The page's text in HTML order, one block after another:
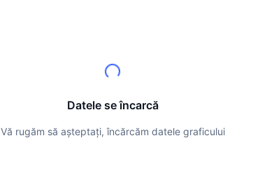
Datele se încarcă
Vă rugăm să așteptați, încărcăm datele graficului